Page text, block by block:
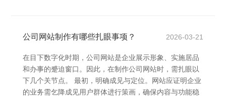
公司网站制作有哪些扎眼事项？ 2026-03-21
在目下数字化时期，公司网站是企业展示形象、实施居品
和办事的蹙迫窗口。因此，在制作公司网站时，需扎眼以
下几个关节点。 最初，明确成见与定位。网站应证明企业
的业务需乞降成见用户群体进行策画，确保内容与功能稳